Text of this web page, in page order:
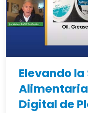
Elevando
Digital de